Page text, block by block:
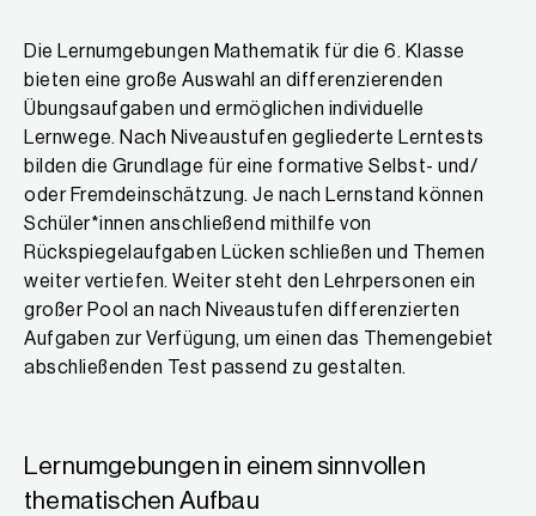
Die Lernumgebungen Mathematik für die 6. Klasse
bieten eine große Auswahl an differenzierenden
Übungsaufgaben und ermöglichen individuelle
Lernwege. Nach Niveaustufen gegliederte Lerntests
bilden die Grundlage für eine formative Selbst- und/
oder Fremdeinschätzung. Je nach Lernstand können
Schüler*innen anschließend mithilfe von
Rückspiegelaufgaben Lücken schließen und Themen
weiter vertiefen. Weiter steht den Lehrpersonen ein
großer Pool an nach Niveaustufen differenzierten
Aufgaben zur Verfügung, um einen das Themengebiet
abschließenden Test passend zu gestalten.
Lernumgebungen in einem sinnvollen
thematischen Aufbau